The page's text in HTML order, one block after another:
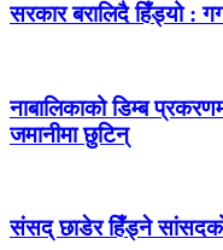
सरकार बरालिदै हिँड्यो :
नाबालिकाको डिम्ब
जमानीमा छुटिन्
संसद् छाडेर हिँड्ने सांसदको